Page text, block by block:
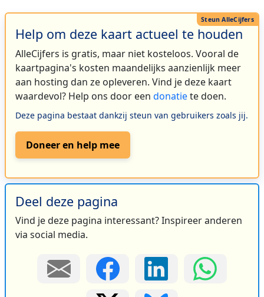
Help om deze kaart actueel te houden
AlleCijfers is gratis, maar niet kosteloos. Vooral de
kaartpagina's kosten maandelijks aanzienlijk meer
aan hosting dan ze opleveren. Vind je deze kaart
waardevol? Help ons door een donatiete doen.
Deze pagina bestaat dankzij steun van gebruikers zoals jij.
Doneer en help mee
Deel deze pagina
Vind je deze pagina interessant? Inspireer anderen
via social media.